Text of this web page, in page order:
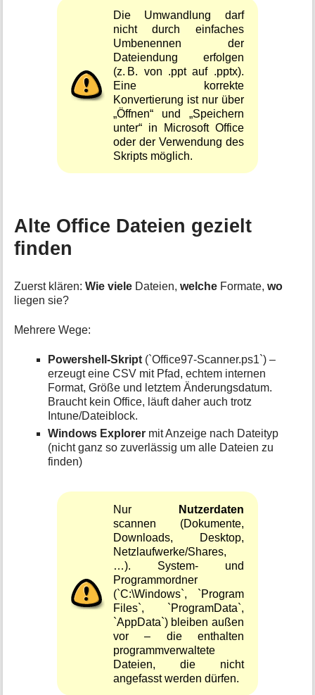
Die Umwandlung darf
nicht durch einfaches
Umbenennen der
Dateiendung erfolgen
(z. B. von .ppt auf .pptx).
Eine korrekte
Konvertierung ist nur über
„Öffnen“ und „Speichern
unter“ in Microsoft Office
oder der Verwendung des
Skripts möglich.
Alte Office Dateien gezielt
finden
Zuerst klären:Wie viele Dateien,welche Formate,wo
liegen sie?
Mehrere Wege:
Powershell-Skript (`Office97-Scanner.ps1`) –
erzeugt eine CSV mit Pfad, echtem internen
Format, Größe und letztem Änderungsdatum.
Braucht kein Office, läuft daher auch trotz
Intune/Dateiblock.
Windows Explorer mit Anzeige nach Dateityp
(nicht ganz so zuverlässig um alle Dateien zu
finden)
Nur Nutzerdaten
scannen (Dokumente,
Downloads, Desktop,
Netzlaufwerke/Shares,
…). System- und
Programmordner
(`C:\Windows`, `Program
Files`, `ProgramData`,
`AppData`) bleiben außen
vor – die enthalten
programmverwaltete
Dateien, die nicht
angefasst werden dürfen.